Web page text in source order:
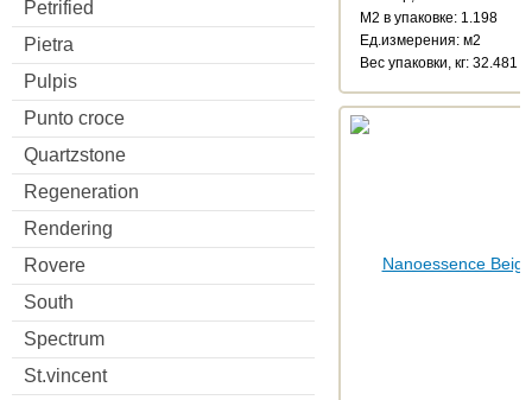
Petrified
Pietra
Pulpis
Punto croce
Quartzstone
Regeneration
Rendering
Rovere
South
Spectrum
St.vincent
М2 в упаковке: 1.198
Ед.измерения: м2
Веc упаковки, кг: 32.481